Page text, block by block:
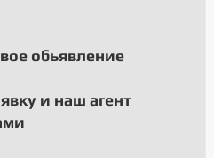
обьявление
и наш агент